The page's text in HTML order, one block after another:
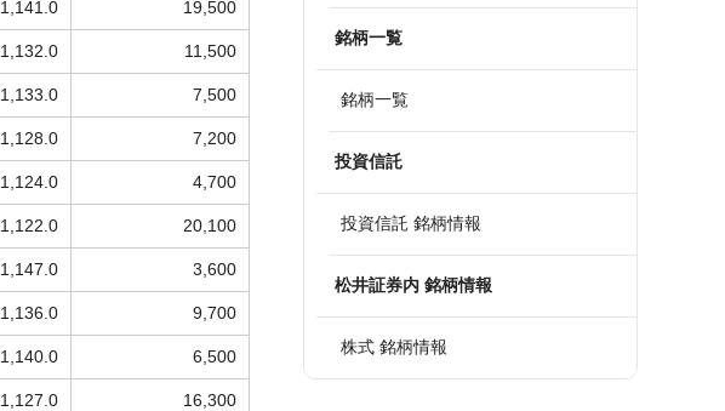
1,141.0 19,500
1,132.0 11,500
1,133.0 7,500
1,128.0 7,200
1,124.0 4,700
1,122.0 20,100
1,147.0 3,600
1,136.0 9,700
1,140.0 6,500
1,127.0 16,300
銘柄一覧
銘柄一覧
投資信託
投資信託 銘柄情報
松井証券内 銘柄情報
株式 銘柄情報